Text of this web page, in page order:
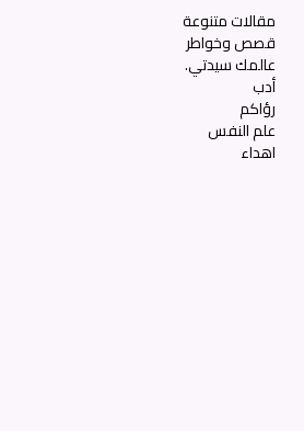
مقالات متنوعة
قصص وخواطر
عالمك سيدتي.
أدب
رؤاكم
علم النفس
اهداء